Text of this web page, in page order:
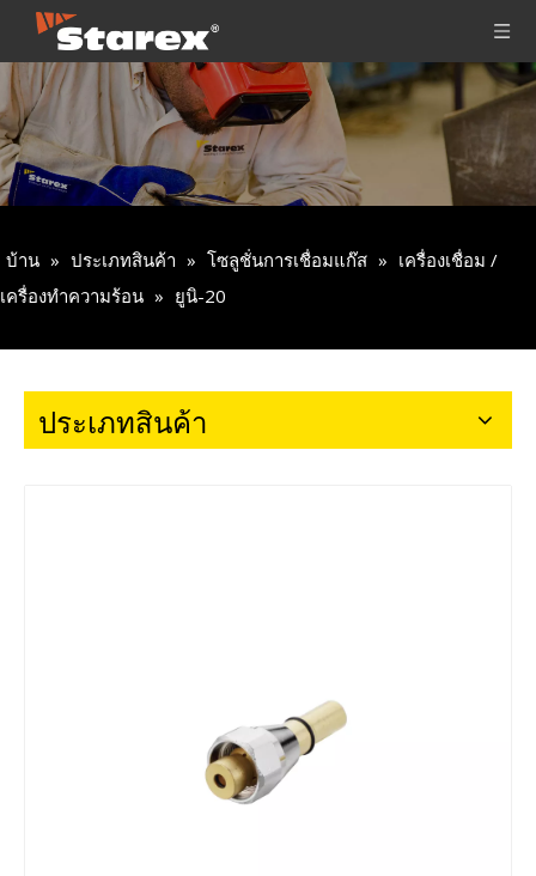
บ้าน » ประเภทสินค้า » โซลูชั่นการเชื่อมแก๊ส » เครื่องเชื่อม /
เครื่องทำความร้อน » ยูนิ-20
ประเภทสินค้า